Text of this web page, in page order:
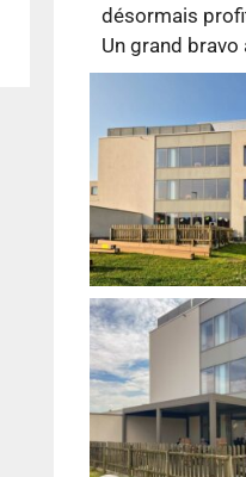
désormais
Un grand